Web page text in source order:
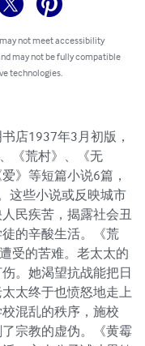
not meet accessibility
may not be fully compatible
technologies.
店1937年3月初版，
《荒村》、《无
》等短篇小说6篇，
这些小说或反映城市
民疾苦，揭露社会丑
的辛酸生活。《荒
受的苦难。老太太的
。她渴望抗战能把日
太终于也愤怒地走上
混乱的秩序，施校
宗教的虚伪。《黄霉